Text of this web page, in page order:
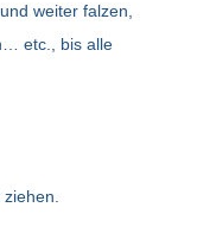
weiter falzen,
etc., bis alle
ziehen.